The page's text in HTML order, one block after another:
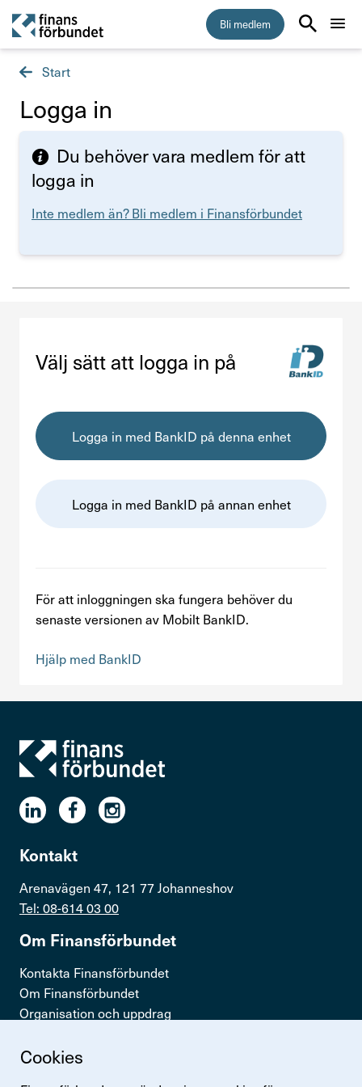
Bli medlem
Medlemskap
Om Finansförbundet
Press & opinion
Kontakta oss
In English
Logga in
Cookies
Start
Logga in
Du behöver vara medlem för att
logga in
Inte medlem än? Bli medlem i Finansförbundet
Välj sätt att logga in på
Logga in med BankID på denna enhet
Logga in med BankID på annan enhet
För att inloggningen ska fungera behöver du
senaste versionen av Mobilt BankID.
Hjälp med BankID
Kontakt
Arenavägen 47, 121 77 Johanneshov
Tel: 08-614 03 00
Om Finans­för­bundet
Kontakta Finansförbundet
Om Finansförbundet
Organisation och uppdrag
Snabb­länkar